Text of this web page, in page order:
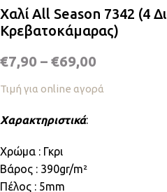
Χαλί All Season 7342 (4
Κρεβατοκάμαρας)
€7,90 – €69,00
Τιμή για online αγορά
Χαρακτηριστικά:
Χρώμα : Γκρι
Βάρος : 390gr/m²
Πέλος : 5mm